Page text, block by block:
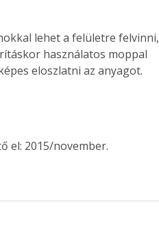
lehet a felületre felvinni,
használatos moppal
eloszlatni az anyagot.
el: 2015/november.